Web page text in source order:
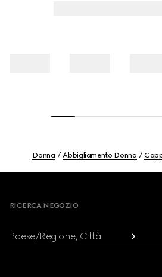
Donna Abbigliamento Donna
RICERCA NEGOZIO
Paese/Regione, Città